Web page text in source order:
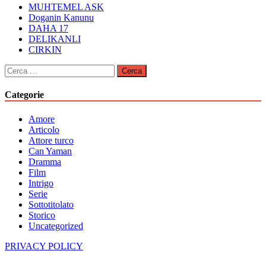
MUHTEMEL ASK
Doganin Kanunu
DAHA 17
DELIKANLI
CIRKIN
Ricerca
per:
Categorie
Amore
Articolo
Attore turco
Can Yaman
Dramma
Film
Intrigo
Serie
Sottotitolato
Storico
Uncategorized
PRIVACY POLICY